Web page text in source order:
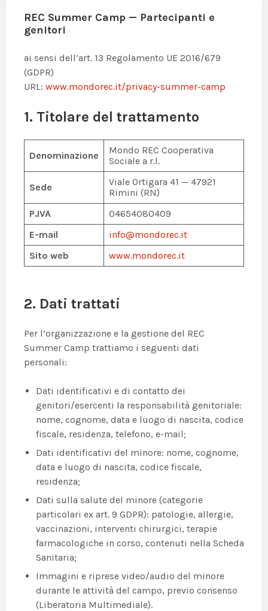
REC Summer Camp — Partecipanti e
genitori
ai sensi dell’art. 13 Regolamento UE 2016/679
(GDPR)
URL: www.mondorec.it/privacy-summer-camp
1. Titolare del trattamento
Denominazione
Mondo REC Cooperativa
Sociale a r.l.
Sede
Viale Ortigara 41 — 47921
Rimini (RN)
P.IVA
04654080409
E-mail
info@mondorec.it
Sito web
www.mondorec.it
2. Dati trattati
Per l’organizzazione e la gestione del REC
Summer Camp trattiamo i seguenti dati
personali:
Dati identificativi e di contatto dei
genitori/esercenti la responsabilità genitoriale:
nome, cognome, data e luogo di nascita, codice
fiscale, residenza, telefono, e-mail;
Dati identificativi del minore: nome, cognome,
data e luogo di nascita, codice fiscale,
residenza;
Dati sulla salute del minore (categorie
particolari ex art. 9 GDPR): patologie, allergie,
vaccinazioni, interventi chirurgici, terapie
farmacologiche in corso, contenuti nella Scheda
Sanitaria;
Immagini e riprese video/audio del minore
durante le attività del campo, previo consenso
(Liberatoria Multimediale).